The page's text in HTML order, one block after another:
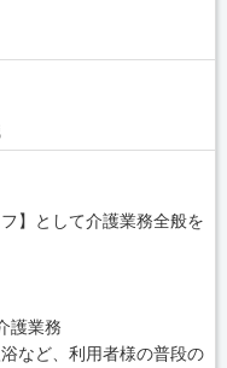
】として介護業務全般を
護業務
など、利用者様の普段の